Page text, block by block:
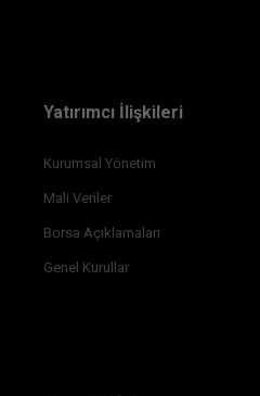
Yatırımcı İlişkileri
Kurumsal Yönetim
Mali Veriler
Borsa Açıklamaları
Genel Kurullar